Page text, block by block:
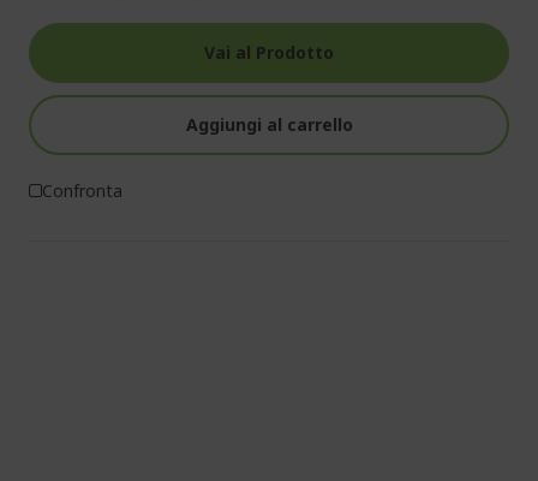
Vai al Prodotto
Aggiungi al carrello
Confronta